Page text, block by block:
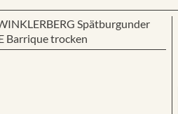
Spätburgunder
Barrique trocken